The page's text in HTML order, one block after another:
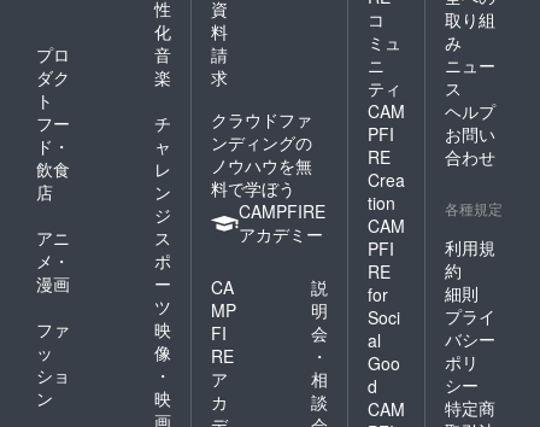
性
化
プロ
ダク
ト
音
楽
フー
ド・
飲食
店
チ
ャ
レ
ン
ジ
アニ
メ・
漫画
ス
ポ
ー
ツ
ファ
ッ
ショ
ン
映
像
・
映
画
資
料
請
求
クラウドファ
ンディングの
ノウハウを無
料で学ぼう
CAMPFIRE
アカデミー
CA
MP
FI
RE
ア
カ
説
明
会
・
相
談
コ
ミュ
ニ
ティ
CAM
PFI
RE
Crea
tion
CAM
PFI
RE
for
Soci
al
Goo
d
CAM
取り組
み
ニュー
ス
ヘルプ
お問い
合わせ
各種規定
利用規
約
細則
プライ
バシー
ポリ
シー
特定商